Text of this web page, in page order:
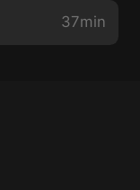
37min